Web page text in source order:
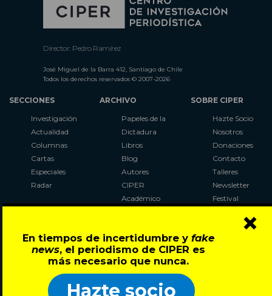
En tiempos de incertidumbre y fake
news, el periodismo de CIPER es
más necesario que nunca.
Hazte socio
×
Director: Pedro Ramírez
José Miguel de la Barra 412, Santiago de Chile
Todos los derechos reservados © 2007-2026
SECCIONES
Investigación
Actualidad
Columnas
Cartas
Especiales
Radar
ARCHIVO
Papeles de la
Dictadura
Libros
Blog
Autores
CIPER
Académico
Al Plebiscito
con CIPER
SOBRE CIPER
Hazte Socio
Nosotros
Donaciones
Contacto
Talleres
Newsletter
Festival